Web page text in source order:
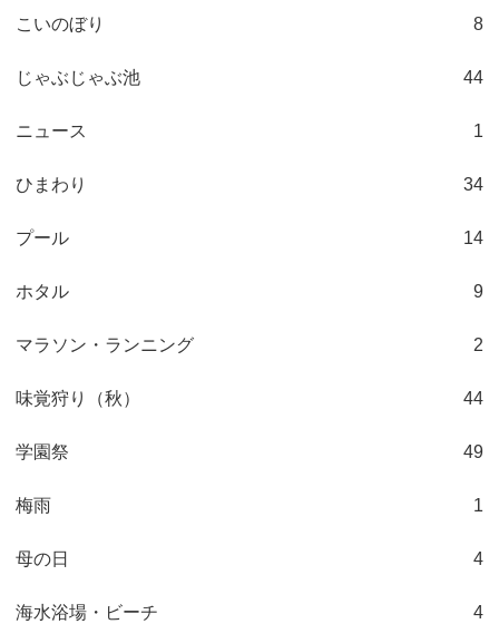
こいのぼり 8
じゃぶじゃぶ池 44
ニュース 1
ひまわり 34
プール 14
ホタル 9
マラソン・ランニング 2
味覚狩り（秋） 44
学園祭 49
梅雨 1
母の日 4
海水浴場・ビーチ 4